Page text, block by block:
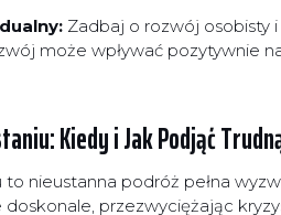
Zadbaj o rozwój osobisty
może wpływać pozytywnie
Kiedy i Jak Podjąć
nieustanna podróż pełna
doskonale, przezwyciężając